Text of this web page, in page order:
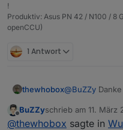
!
Produktiv: Asus PN 42 / N100 / 8
openCCU)
1 Antwort
thewhobox@BuZZy
In der io-
angegeben
Weißt du auch
mehrere
Offline
BuZZyschrieb am 11. März
zuletzt editiert von
@thewhobox sagte in